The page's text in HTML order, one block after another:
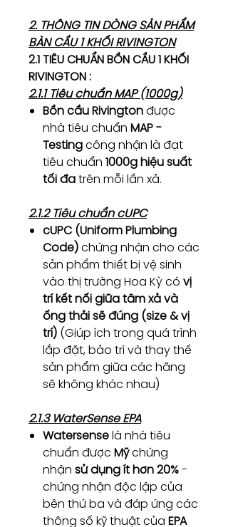
2. THÔNG TIN DÒNG SẢN PHẨM
BÀN CẦU 1 KHỐI RIVINGTON
2.1 TIÊU CHUẨN BỒN CẦU 1 KHỐI
RIVINGTON :
2.1.1 Tiêu chuẩn MAP (1000g)
Bồn cầu Rivingtonđược
nhà tiêu chuẩn MAP -
Testingcông nhận là đạt
tiêu chuẩn 1000g hiệu suất
tối đatrên mỗi lần xả.
2.1.2 Tiêu chuẩn cUPC
cUPC (Uniform Plumbing
Code)chứng nhận cho các
sản phẩm thiết bị vệ sinh
vào thị trường Hoa Kỳ có vị
trí kết nối giữa tâm xả và
ống thải sẽ đúng (size & vị
trí) (Giúp ích trong quá trình
lắp đặt, bảo trì và thay thế
sản phẩm giữa các hãng
sẽ không khác nhau)
2.1.3 WaterSense EPA
Watersenselà nhà tiêu
chuẩn được Mỹchứng
nhận sử dụng ít hơn 20%-
chứng nhận độc lập của
bên thứ ba và đáp ứng các
thông số kỹ thuật của EPA